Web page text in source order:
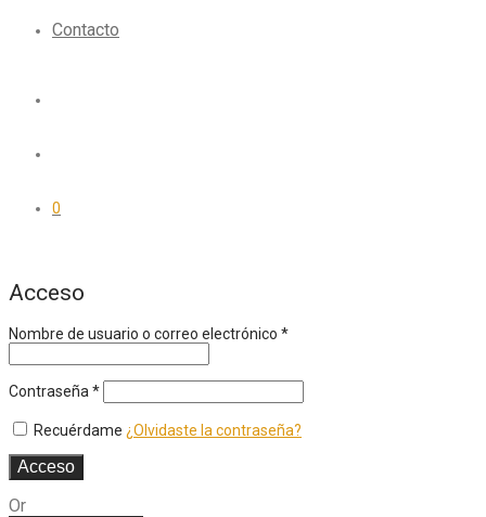
Contacto
0
Acceso
Nombre de usuario o correo electrónico *
Contraseña *
Recuérdame ¿Olvidaste la contraseña?
Acceso
Or